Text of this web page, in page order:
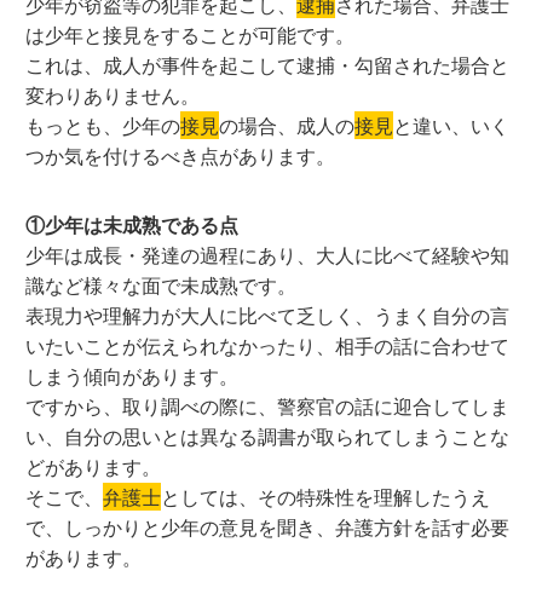
は少年と接見をすることが可能です。
これは、成人が事件を起こして逮捕・勾留された場合と
変わりありません。
もっとも、少年の接見の場合、成人の接見と違い、いく
つか気を付けるべき点があります。
①少年は未成熟である点
少年は成長・発達の過程にあり、大人に比べて経験や知
識など様々な面で未成熟です。
表現力や理解力が大人に比べて乏しく、うまく自分の言
いたいことが伝えられなかったり、相手の話に合わせて
しまう傾向があります。
ですから、取り調べの際に、警察官の話に迎合してしま
い、自分の思いとは異なる調書が取られてしまうことな
どがあります。
そこで、弁護士としては、その特殊性を理解したうえ
で、しっかりと少年の意見を聞き、弁護方針を話す必要
があります。